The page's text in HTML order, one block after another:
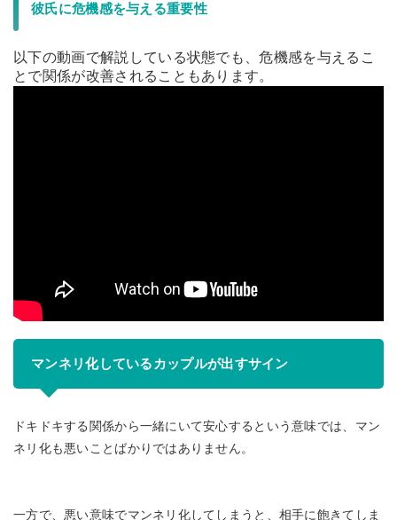
彼氏に危機感を与える重要性
以下の動画で解説している状態でも、危機感を与えるこ
とで関係が改善されることもあります。
マンネリ化しているカップルが出すサイン
ドキドキする関係から一緒にいて安心するという意味では、マン
ネリ化も悪いことばかりではありません。
一方で、悪い意味でマンネリ化してしまうと、相手に飽きてしま